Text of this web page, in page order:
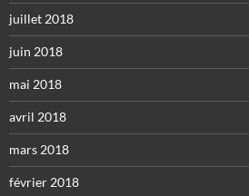
juillet 2018
juin 2018
mai 2018
avril 2018
mars 2018
février 2018